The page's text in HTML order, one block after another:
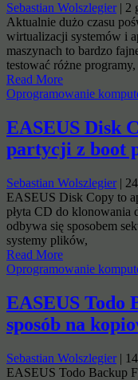
Sebastian Wolszlegier| 2
Aktualnie dużo czasu
wirtualizacji systemów i
maszynach to bardzo
testować różne
Read More
Oprogramowanie
EASEUS Disk
partycji z boot
Sebastian Wolszlegier|
EASEUS Disk Copy to
płyta CD do
odbywa się sposobem
systemy plików,
Read More
Oprogramowanie
EASEUS Todo
sposób na
Sebastian Wolszlegier|
EASEUS Todo Backup